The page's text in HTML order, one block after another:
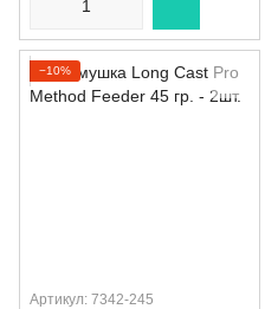
−10%
Артикул: 7342-245